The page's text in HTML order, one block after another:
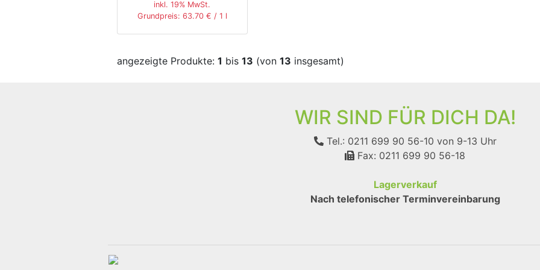
inkl. 19% MwSt.
Grundpreis: 63.70 € / 1 l
angezeigte Produkte:1 bis13 (von13 insgesamt)
WIR SIND FÜR DICH DA!
Tel.: 0211 699 90 56-10 von 9-13 Uhr
Fax: 0211 699 90 56-18
Lagerverkauf
Nach telefonischer Terminvereinbarung